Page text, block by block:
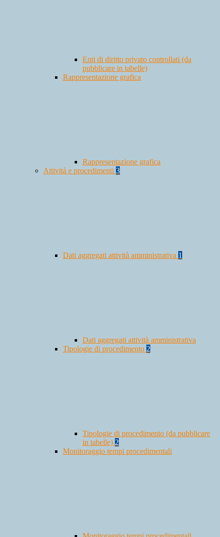
Enti di diritto privato controllati (da
pubblicare in tabelle)
Rappresentazione grafica
Rappresentazione grafica
Attività e procedimenti 3
Dati aggregati attività amministrativa 1
Dati aggregati attività amministrativa
Tipologie di procedimento 2
Tipologie di procedimento (da pubblicare
in tabelle) 2
Monitoraggio tempi procedimentali